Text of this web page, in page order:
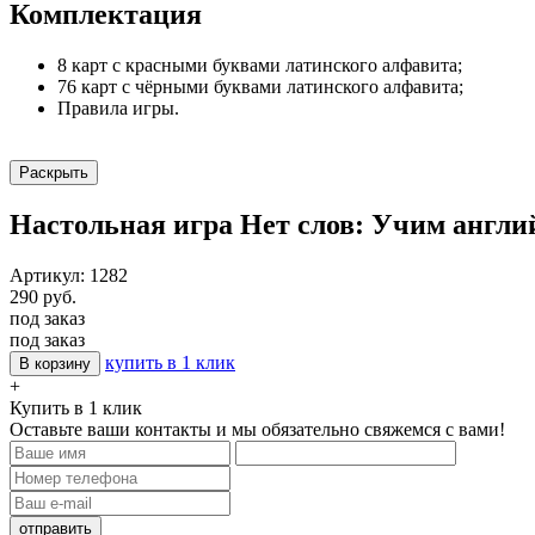
Комплектация
8 карт с красными буквами латинского алфавита;
76 карт с чёрными буквами латинского алфавита;
Правила игры.
Раскрыть
Настольная игра Нет слов: Учим
Артикул: 1282
290 руб.
под заказ
под заказ
В корзину
купить в 1 клик
+
Купить в 1 клик
Оставьте ваши контакты и мы обязательно свяжемся с вами!
отправить